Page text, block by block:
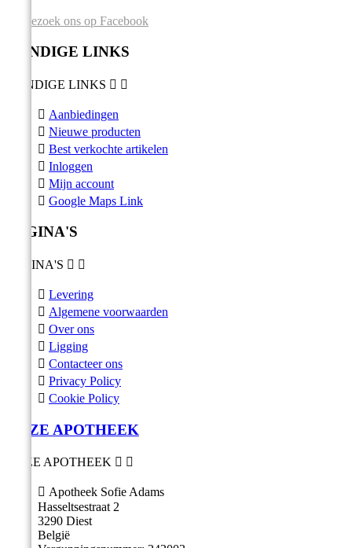
Bezoek ons op Facebook
HANDIGE LINKS
HANDIGE LINKS  
 Aanbiedingen
 Nieuwe producten
 Best verkochte artikelen
 Inloggen
 Mijn account
 Google Maps Link
PAGINA'S
PAGINA'S  
 Levering
 Algemene voorwaarden
 Over ons
 Ligging
 Contacteer ons
 Privacy Policy
 Cookie Policy
ONZE APOTHEEK
ONZE APOTHEEK  
 Apotheek Sofie Adams
Hasseltsestraat 2
3290 Diest
België